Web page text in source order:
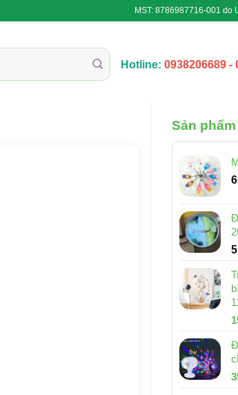
MST: 8786987716-001 do
Hotline: 0938206689 -
Sản